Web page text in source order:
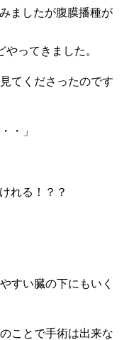
ましたが腹膜播種が
ってきました。
てくださったのです
・」
れる！？？
すい臓の下にもいく
ことで手術は出来な